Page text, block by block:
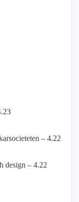
– 4.22
design – 4.22